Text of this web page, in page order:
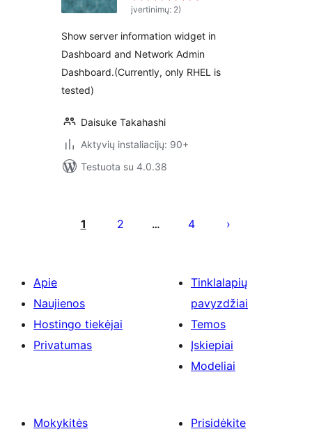
įvertinimų: 2)
Show server information widget in
Dashboard and Network Admin
Dashboard.(Currently, only RHEL is
tested)
Daisuke Takahashi
Aktyvių instaliacijų: 90+
Testuota su 4.0.38
puslapiavimas
1 2 … 4
Apie
Naujienos
Hostingo tiekėjai
Privatumas
Tinklalapių
pavyzdžiai
Temos
Įskiepiai
Modeliai
Mokykitės
Prisidėkite